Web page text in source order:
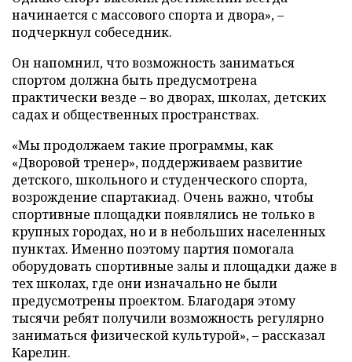
начинается с массового спорта и двора», –
подчеркнул собеседник.
Он напомнил, что возможность заниматься
спортом должна быть предусмотрена
практически везде – во дворах, школах, детских
садах и общественных пространствах.
«Мы продолжаем такие программы, как
«Дворовой тренер», поддерживаем развитие
детского, школьного и студенческого спорта,
возрождение спартакиад. Очень важно, чтобы
спортивные площадки появлялись не только в
крупных городах, но и в небольших населенных
пунктах. Именно поэтому партия помогала
оборудовать спортивные залы и площадки даже в
тех школах, где они изначально не были
предусмотрены проектом. Благодаря этому
тысячи ребят получили возможность регулярно
заниматься физической культурой», – рассказал
Карелин.